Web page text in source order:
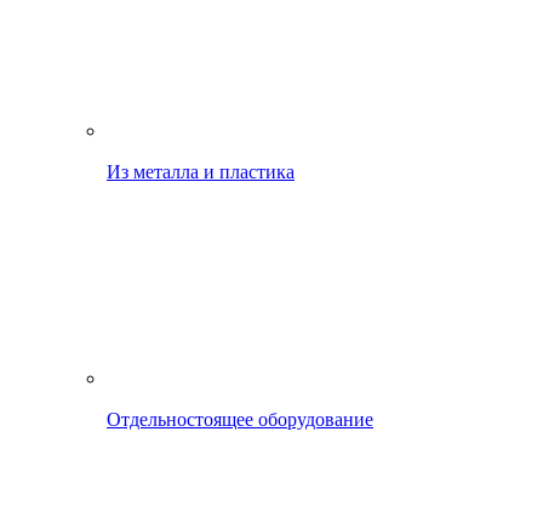
Из металла и пластика
Отдельностоящее оборудование